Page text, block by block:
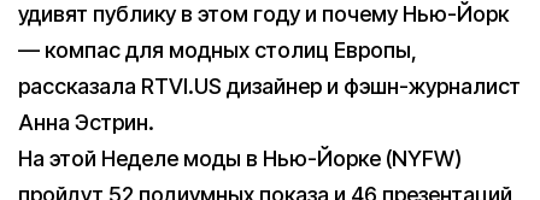
удивят публику в этом году и почему Нью-Йорк
— компас для модных столиц Европы,
рассказала RTVI.US дизайнер и фэшн-журналист
Анна Эстрин.
На этой Неделе моды в Нью-Йорке (NYFW)